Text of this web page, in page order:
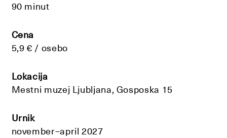
90 minut
Cena
5,9 € / osebo
Lokacija
Mestni muzej Ljubljana, Gosposka 15
Urnik
november–april 2027